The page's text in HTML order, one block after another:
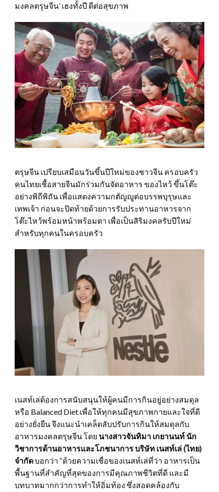
มงคลตรุษจีน’ เฮงทั้งปี ดีต่อสุขภาพ
ตรุษจีน เปรียบเสมือนวันขึ้นปีใหม่ของชาวจีน ครอบครัว
คนไทยเชื้อสายจีนมักร่วมกันจัดอาหาร ของไหว้ ขึ้นโต๊ะ
อย่างพิถีพิถัน เพื่อแสดงความกตัญญูต่อบรรพบุรุษและ
เทพเจ้า ก่อนจะปิดท้ายด้วยการรับประทานอาหารจาก
โต๊ะไหว้พร้อมหน้าพร้อมตา เพื่อเป็นสิริมงคลรับปีใหม่
สำหรับทุกคนในครอบครัว
เนสท์เล่ต้องการสนับสนุนให้ผู้คนมีการกินอยู่อย่างสมดุล
หรือ Balanced Diet เพื่อให้ทุกคนมีสุขภาพกายและใจที่ดี
อย่างยั่งยืน จึงแนะนำเคล็ดลับปรับการกินให้สมดุลกับ
อาหารมงคลตรุษจีน โดย นางสาวจันทิมา เกยานนท์ นัก
วิชาการด้านอาหารและโภชนาการ บริษัท เนสท์เล่ (ไทย)
จำกัดบอกว่า “ด้วยความเชื่อของเนสท์เล่ที่ว่า อาหารเป็น
พื้นฐานที่สำคัญที่สุดของการมีคุณภาพชีวิตที่ดี และมี
บทบาทมากกว่าการทำให้อิ่มท้อง ซึ่งสอดคล้องกับ